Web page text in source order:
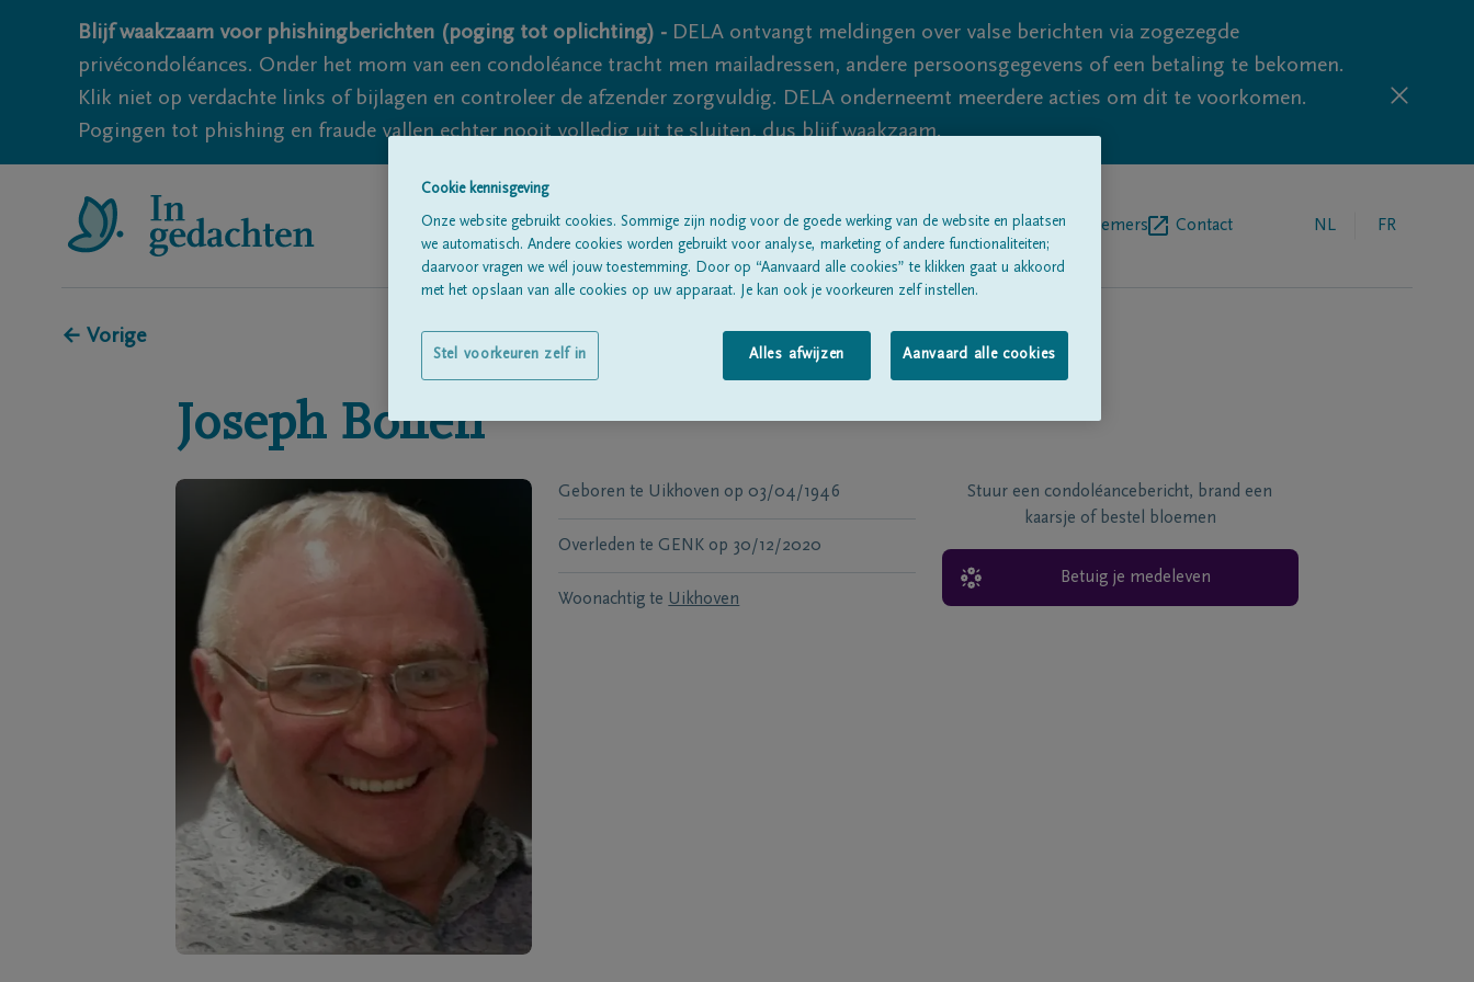
Blijf waakzaam voor phishingberichten (poging tot oplichting) - DELA ontvangt meldingen over valse berichten via zogezegde
privécondoléances. Onder het mom van een condoléance tracht men mailadressen, andere persoonsgegevens of een betaling te bekomen.
Klik niet op verdachte links of bijlagen en controleer de afzender zorgvuldig. DELA onderneemt meerdere acties om dit te voorkomen.
Pogingen tot phishing en fraude vallen echter nooit volledig uit te sluiten, dus blijf waakzaam.
Alle rouwberichtenOver onsBegrafenisondernemers Contact NL FR
← Vorige
Joseph Bollen
Geboren te Uikhoven op 03/04/1946
Overleden te GENK op 30/12/2020
Woonachtig te Uikhoven
Stuur een condoléancebericht, brand een
kaarsje of bestel bloemen
Betuig je medeleven
Cookie kennisgeving
Onze website gebruikt cookies. Sommige zijn nodig voor de goede werking van de website en plaatsen
we automatisch. Andere cookies worden gebruikt voor analyse, marketing of andere functionaliteiten;
daarvoor vragen we wél jouw toestemming. Door op “Aanvaard alle cookies” te klikken gaat u akkoord
met het opslaan van alle cookies op uw apparaat. Je kan ook je voorkeuren zelf instellen.
Alles afwijzen Aanvaard alle cookies
Stel voorkeuren zelf in